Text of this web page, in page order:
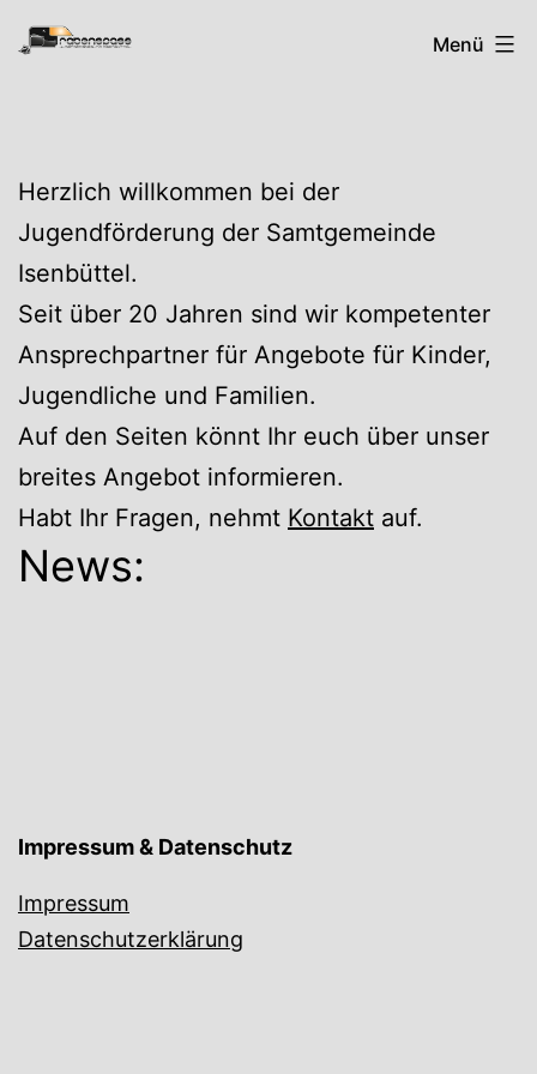
Zum
Inhalt
RabenspassMenü
Herzlich willkommen bei der
Jugendförderung der Samtgemeinde
Isenbüttel.
Seit über 20 Jahren sind wir kompetenter
Ansprechpartner für Angebote für Kinder,
Jugendliche und Familien.
Auf den Seiten könnt Ihr euch über unser
breites Angebot informieren.
Habt Ihr Fragen, nehmt Kontakt auf.
News:
Impressum & Datenschutz
Impressum
Datenschutzerklärung